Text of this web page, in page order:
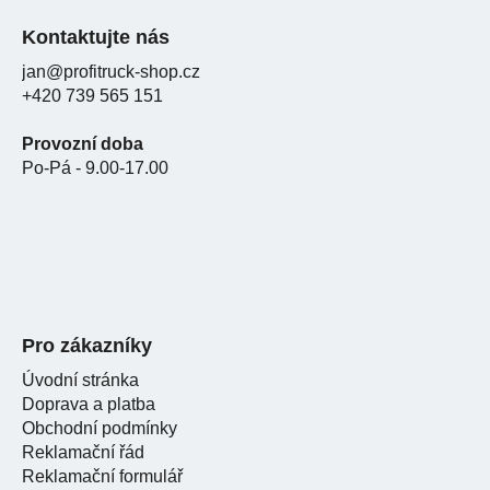
Kontaktujte nás
jan@profitruck-shop.cz
+420 739 565 151
Provozní doba
Po-Pá - 9.00-17.00
Pro zákazníky
Úvodní stránka
Doprava a platba
Obchodní podmínky
Reklamační řád
Reklamační formulář